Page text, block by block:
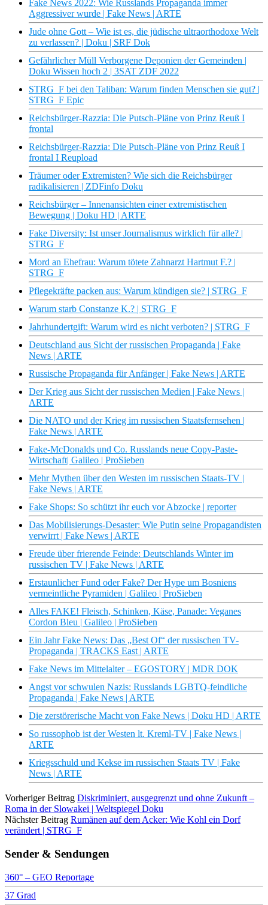
Fake News 2022: Wie Russlands Propaganda immer
Aggressiver wurde | Fake News | ARTE
Jude ohne Gott – Wie ist es, die jüdische ultraorthodoxe Welt
zu verlassen? | Doku | SRF Dok
Gefährlicher Müll Verborgene Deponien der Gemeinden |
Doku Wissen hoch 2 | 3SAT ZDF 2022
STRG_F bei den Taliban: Warum finden Menschen sie gut? |
STRG_F Epic
Reichsbürger-Razzia: Die Putsch-Pläne von Prinz Reuß I
frontal
Reichsbürger-Razzia: Die Putsch-Pläne von Prinz Reuß I
frontal I Reupload
Träumer oder Extremisten? Wie sich die Reichsbürger
radikalisieren | ZDFinfo Doku
Reichsbürger – Innenansichten einer extremistischen
Bewegung | Doku HD | ARTE
Fake Diversity: Ist unser Journalismus wirklich für alle? |
STRG_F
Mord an Ehefrau: Warum tötete Zahnarzt Hartmut F.? |
STRG_F
Pflegekräfte packen aus: Warum kündigen sie? | STRG_F
Warum starb Constanze K.? | STRG_F
Jahrhundertgift: Warum wird es nicht verboten? | STRG_F
Deutschland aus Sicht der russischen Propaganda | Fake
News | ARTE
Russische Propaganda für Anfänger | Fake News | ARTE
Der Krieg aus Sicht der russischen Medien | Fake News |
ARTE
Die NATO und der Krieg im russischen Staatsfernsehen |
Fake News | ARTE
Fake-McDonalds und Co. Russlands neue Copy-Paste-
Wirtschaft| Galileo | ProSieben
Mehr Mythen über den Westen im russischen Staats-TV |
Fake News | ARTE
Fake Shops: So schützt ihr euch vor Abzocke | reporter
Das Mobilisierungs-Desaster: Wie Putin seine Propagandisten
verwirrt | Fake News | ARTE
Freude über frierende Feinde: Deutschlands Winter im
russischen TV | Fake News | ARTE
Erstaunlicher Fund oder Fake? Der Hype um Bosniens
vermeintliche Pyramiden | Galileo | ProSieben
Alles FAKE! Fleisch, Schinken, Käse, Panade: Veganes
Cordon Bleu | Galileo | ProSieben
Ein Jahr Fake News: Das „Best Of“ der russischen TV-
Propaganda | TRACKS East | ARTE
Fake News im Mittelalter – EGOSTORY | MDR DOK
Angst vor schwulen Nazis: Russlands LGBTQ-feindliche
Propaganda | Fake News | ARTE
Die zerstörerische Macht von Fake News | Doku HD | ARTE
So russophob ist der Westen lt. Kreml-TV | Fake News |
ARTE
Kriegsschuld und Kekse im russischen Staats TV | Fake
News | ARTE
Vorheriger Beitrag Diskriminiert, ausgegrenzt und ohne Zukunft –
Roma in der Slowakei | Weltspiegel Doku
Nächster Beitrag Rumänen auf dem Acker: Wie Kohl ein Dorf
verändert | STRG_F
Sender & Sendungen
360° – GEO Reportage
37 Grad